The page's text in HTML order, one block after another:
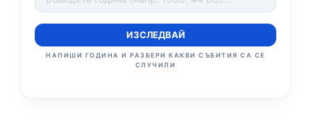
ИЗСЛЕДВАЙ
НАПИШИ ГОДИНА И РАЗБЕРИ КАКВИ СЪБИТИЯ СА СЕ
СЛУЧИЛИ